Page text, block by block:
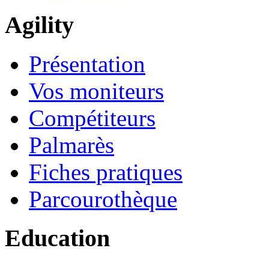
Agility
Présentation
Vos moniteurs
Compétiteurs
Palmarès
Fiches pratiques
Parcourothèque
Education